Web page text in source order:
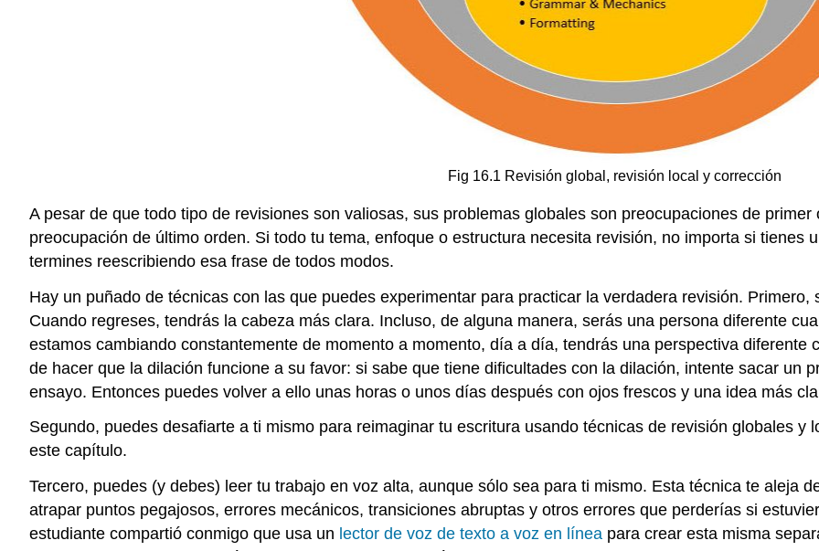
Fig 16.1 Revisión global, revisión local y corrección
A pesar de que todo tipo de revisiones son valiosas, sus problemas globales son preocupaciones de
preocupación de último orden. Si todo tu tema, enfoque o estructura necesita revisión, no importa si tienes
termines reescribiendo esa frase de todos modos.
Hay un puñado de técnicas con las que puedes experimentar para practicar la verdadera revisión.
Cuando regreses, tendrás la cabeza más clara. Incluso, de alguna manera, serás una persona diferente
estamos cambiando constantemente de momento a momento, día a día, tendrás una perspectiva
de hacer que la dilación funcione a su favor: si sabe que tiene dificultades con la dilación, intente sacar un
ensayo. Entonces puedes volver a ello unas horas o unos días después con ojos frescos y una idea más
Segundo, puedes desafiarte a ti mismo para reimaginar tu escritura usando técnicas de revisión globales y
este capítulo.
Tercero, puedes (y debes) leer tu trabajo en voz alta, aunque sólo sea para ti mismo. Esta técnica te aleja
atrapar puntos pegajosos, errores mecánicos, transiciones abruptas y otros errores que perderías si
estudiante compartió conmigo que usa un lector de voz de texto a voz en línea para crear esta misma